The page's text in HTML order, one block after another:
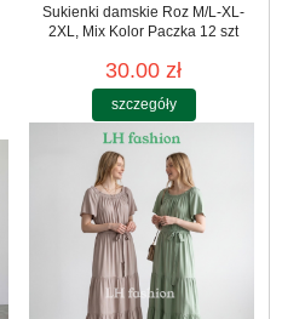
Sukienki damskie Roz M/L-XL-
2XL, Mix Kolor Paczka 12 szt
30.00 zł
szczegóły